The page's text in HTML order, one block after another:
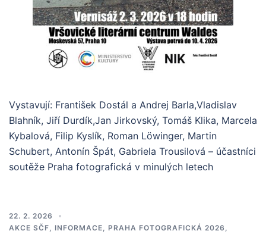
Vystavují: František Dostál a Andrej Barla,Vladislav
Blahník, Jiří Durdík,Jan Jirkovský, Tomáš Klika, Marcela
Kybalová, Filip Kyslík, Roman Löwinger, Martin
Schubert, Antonín Špát, Gabriela Trousilová – účastníci
soutěže Praha fotografická v minulých letech
22. 2. 2026
AKCE SČF
INFORMACE PRAHA FOTOGRAFICKÁ 2026